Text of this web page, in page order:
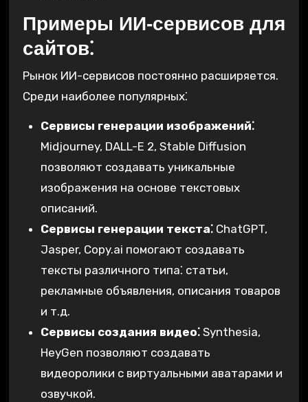
Примеры ИИ-сервисов для
сайтов⁚
Рынок ИИ-сервисов постоянно расширяется.
Среди наиболее популярных⁚
Сервисы генерации изображений⁚
Midjourney, DALL-E 2, Stable Diffusion
позволяют создавать уникальные
изображения на основе текстовых
описаний.
Сервисы генерации текста⁚ChatGPT,
Jasper, Copy.ai помогают создавать
тексты различного типа⁚ статьи,
рекламные объявления, описания товаров
и т.д.
Сервисы создания видео⁚Synthesia,
HeyGen позволяют создавать
видеоролики с виртуальными аватарами и
озвучкой.